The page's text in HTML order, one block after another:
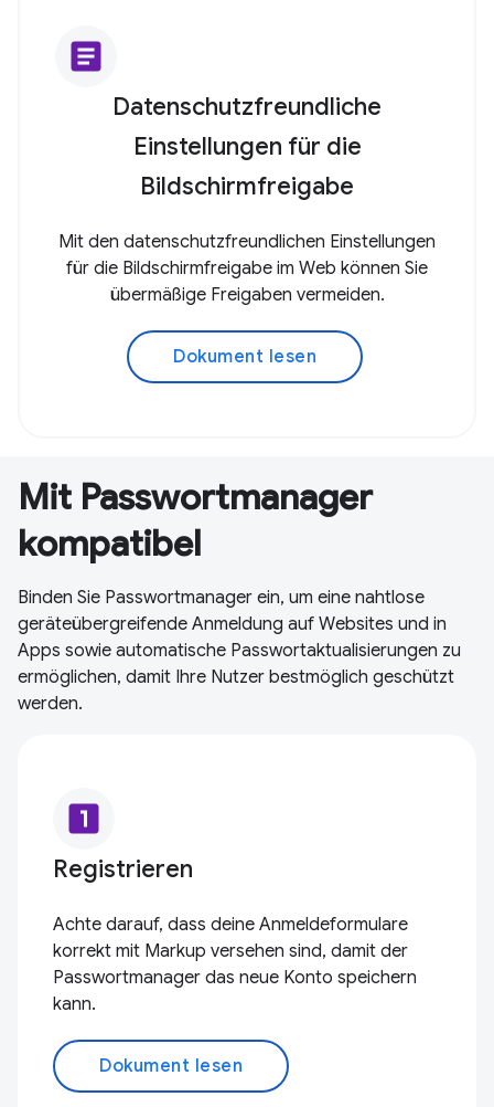
article
Datenschutzfreundliche
Einstellungen für die
Bildschirmfreigabe
Mit den datenschutzfreundlichen Einstellungen
für die Bildschirmfreigabe im Web können Sie
übermäßige Freigaben vermeiden.
Dokument lesen
Mit Passwortmanager
kompatibel
Binden Sie Passwortmanager ein, um eine nahtlose
geräteübergreifende Anmeldung auf Websites und in
Apps sowie automatische Passwortaktualisierungen zu
ermöglichen, damit Ihre Nutzer bestmöglich geschützt
werden.
looks_one
Registrieren
Achte darauf, dass deine Anmeldeformulare
korrekt mit Markup versehen sind, damit der
Passwortmanager das neue Konto speichern
kann.
Dokument lesen